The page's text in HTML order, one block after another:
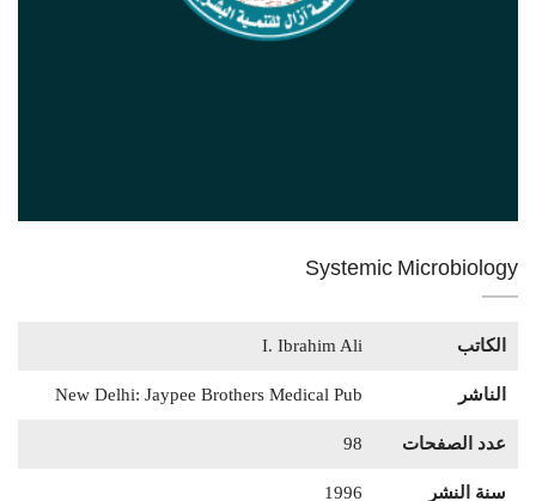
Systemic Microbiology
الكاتب I. Ibrahim Ali
الناشر New Delhi: Jaypee Brothers Medical Pub
عدد الصفحات 98
سنة النشر 1996